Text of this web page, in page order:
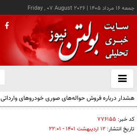
جمعه ۱۶ مرداد ۱۴۰۵ |
Friday , 07 August 2026
باز
و
هشدار درباره فروش حواله‌های صوری خودروهای وارداتی
کد خبر: ۷۷۶۱۵۵
تاریخ انتشار: ۱۲ ارديبهشت ۱۴۰۱ - ۲۲:۰۱